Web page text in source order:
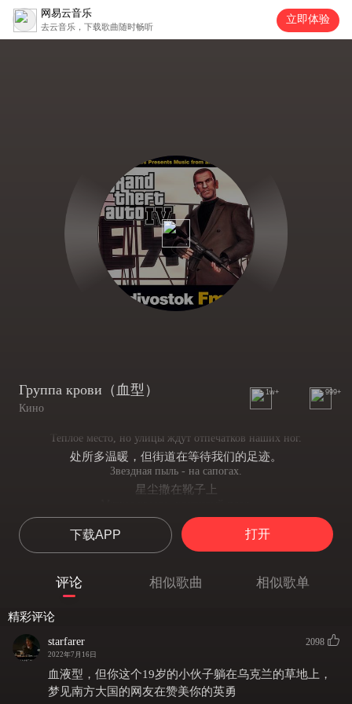
网易云音乐
去云音乐，下载歌曲随时畅听
立即体验
Группа крови（血型）
Кино
1w+ 999+
Теплое место, но улицы ждут отпечатков наших ног.
处所多温暖，但街道在等待我们的足迹。
Звездная пыль - на сапогах.
星尘撒在靴子上
柔软的扶手椅、格子花纹、
Не нажатый вовремя курок.
没有按时扣动的扳机
阳光灿烂的日子只在耀眼的睡梦中
Пожелай мне удачи в бою, пожелай мне:
祝我在战斗中好运吧，祝我：
下载APP 打开
评论 相似歌曲 相似歌单
精彩评论
starfarer
2022年7月16日
2098
血液型，但你这个19岁的小伙子躺在乌克兰的草地上，
梦见南方大国的网友在赞美你的英勇